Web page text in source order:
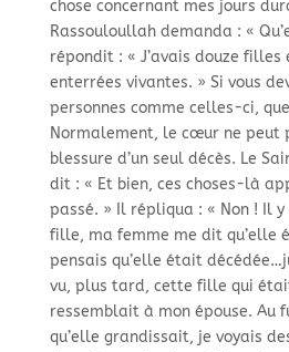
chose concernant mes jours
Rassouloullah demanda : «
répondit : « J’avais douze
enterrées vivantes. » Si vous
personnes comme celles-ci,
Normalement, le cœur ne peut
blessure d’un seul décès. Le
dit : « Et bien, ces choses-là
passé. » Il répliqua : « Non ! Il
fille, ma femme me dit qu’elle
pensais qu’elle était
vu, plus tard, cette fille qui
ressemblait à mon épouse. Au
qu’elle grandissait, je voyais